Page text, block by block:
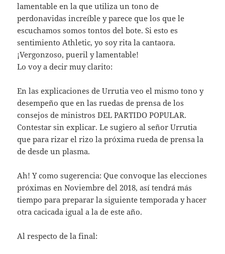
lamentable en la que utiliza un tono de
perdonavidas increíble y parece que los que le
escuchamos somos tontos del bote. Si esto es
sentimiento Athletic, yo soy rita la cantaora.
¡Vergonzoso, pueril y lamentable!
Lo voy a decir muy clarito:
En las explicaciones de Urrutia veo el mismo tono y
desempeño que en las ruedas de prensa de los
consejos de ministros DEL PARTIDO POPULAR.
Contestar sin explicar. Le sugiero al señor Urrutia
que para rizar el rizo la próxima rueda de prensa la
de desde un plasma.
Ah! Y como sugerencia: Que convoque las elecciones
próximas en Noviembre del 2018, así tendrá más
tiempo para preparar la siguiente temporada y hacer
otra cacicada igual a la de este año.
Al respecto de la final: